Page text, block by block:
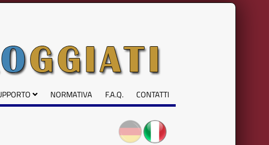
NORMATIVA F.A.Q. CONTATTI